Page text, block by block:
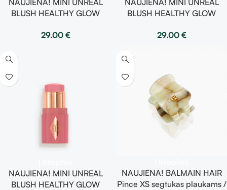
NAUJIENA! MINI UNREAL
BLUSH HEALTHY GLOW
kreminiai skaistalai
29.00 €
NAUJIENA! MINI UNREAL
BLUSH HEALTHY GLOW
kreminiai skaistalai
29.00 €
NAUJIENA! MINI UNREAL
BLUSH HEALTHY GLOW
NAUJIENA! BALMAIN HAIR
Pince XS segtukas plaukams /